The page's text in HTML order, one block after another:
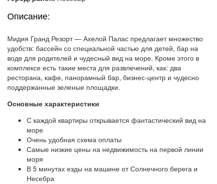
Описание:
Мидия Гранд Резорт — Ахелой Палас предлагает множество
удобств: бассейн со специальной частью для детей, бар на
воде для родителей и чудесный вид на море. Кроме этого в
комплексе есть такие места для развлечений, как: два
ресторана, кафе, панорамный бар, бизнес-центр и чудесно
поддержанные зеленые площадки.
Основные характеристики
С каждой квартиры открывается фантастический вид на
море
Очень удобная схема оплаты
Самые низкие цены на недвижимость на первой линии
моря
В 5 минутах езды на машине от Солнечного берега и
Несебра